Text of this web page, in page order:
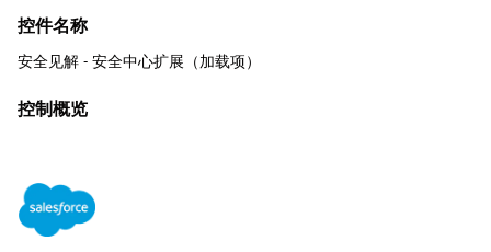
控件名称
安全见解 - 安全中心扩展（加载项）
控制概览
描述